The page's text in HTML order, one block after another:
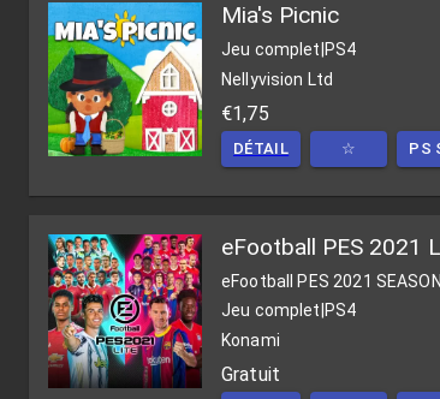
Mia's Picnic
Jeu complet PS4
Nellyvision Ltd
€1,75
DÉTAIL ☆ PS
eFootball PES 2021
eFootball PES 2021
Jeu complet PS4
Konami
Gratuit